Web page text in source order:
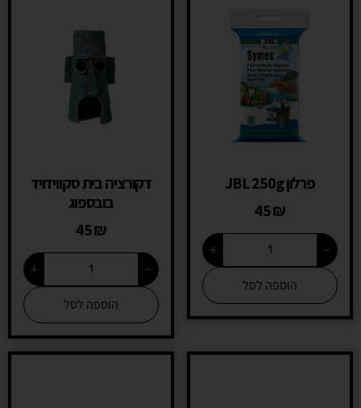
פרלון JBL 250g
45₪
−
+
הוספה לסל
דקורציה בית סקווידויד
בובספוג
45₪
−
+
הוספה לסל